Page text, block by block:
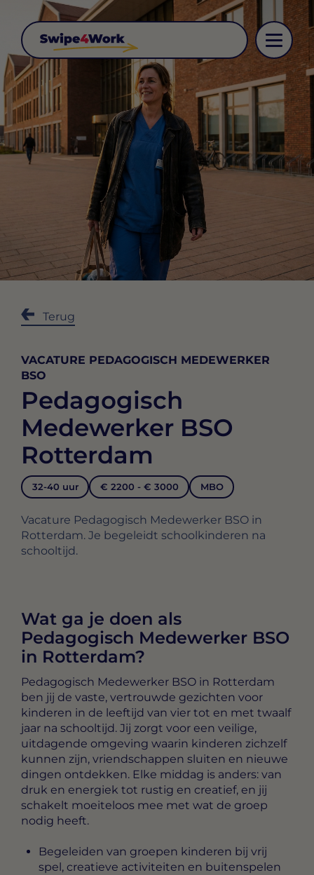
Terug
VACATURE PEDAGOGISCH MEDEWERKER
BSO
Pedagogisch
Medewerker BSO
Rotterdam
32-40 uur € 2200 - € 3000 MBO
Vacature Pedagogisch Medewerker BSO in
Rotterdam. Je begeleidt schoolkinderen na
schooltijd.
Wat ga je doen als
Pedagogisch Medewerker BSO
in Rotterdam?
Pedagogisch Medewerker BSO in Rotterdam
ben jij de vaste, vertrouwde gezichten voor
kinderen in de leeftijd van vier tot en met twaalf
jaar na schooltijd. Jij zorgt voor een veilige,
uitdagende omgeving waarin kinderen zichzelf
kunnen zijn, vriendschappen sluiten en nieuwe
dingen ontdekken. Elke middag is anders: van
druk en energiek tot rustig en creatief, en jij
schakelt moeiteloos mee met wat de groep
nodig heeft.
Begeleiden van groepen kinderen bij vrij
spel, creatieve activiteiten en buitenspelen